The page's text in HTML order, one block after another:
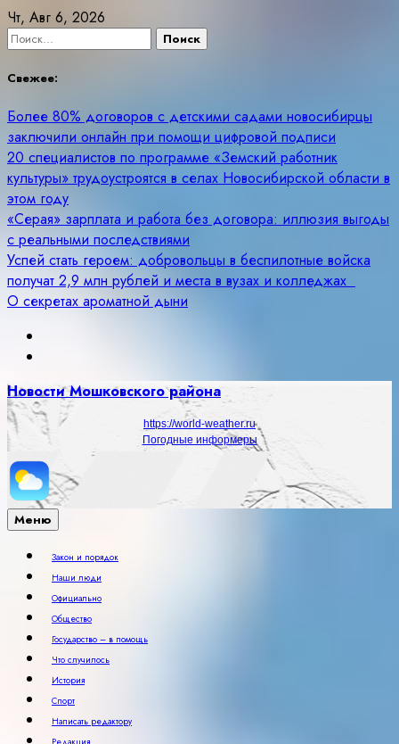
Skip
to
Чт, Авг 6, 2026
Найти:
Свежее:
Более 80% договоров с детскими садами новосибирцы
заключили онлайн при помощи цифровой подписи
20 специалистов по программе «Земский работник
культуры» трудоустроятся в селах Новосибирской области в
этом году
«Серая» зарплата и работа без договора: иллюзия выгоды
с реальными последствиями
Успей стать героем: добровольцы в беспилотные войска
получат 2,9 млн рублей и места в вузах и колледжах
О секретах ароматной дыни
Новости Мошковского района
https://world-weather.ru
Погодные информеры
Меню
Закон и порядок
Наши люди
Официально
Общество
Государство – в помощь
Что случилось
История
Спорт
Написать редактору